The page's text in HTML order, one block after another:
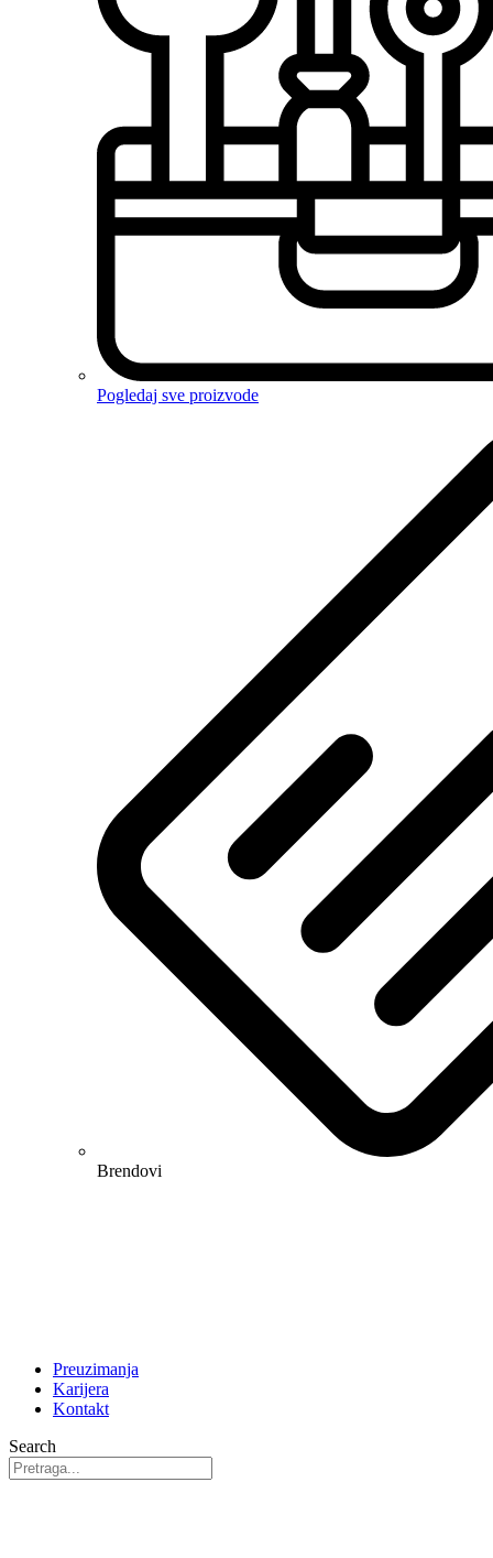
Pogledaj sve proizvode
Brendovi
Preuzimanja
Karijera
Kontakt
Search